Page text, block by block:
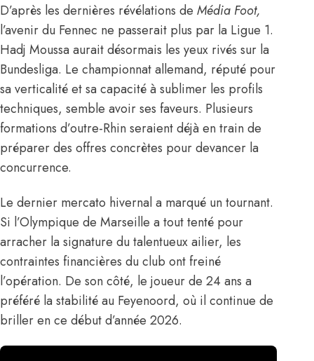
D’après les dernières révélations de Média Foot,
l’avenir du Fennec ne passerait plus par la Ligue 1.
Hadj Moussa aurait désormais les yeux rivés sur la
Bundesliga. Le championnat allemand, réputé pour
sa verticalité et sa capacité à sublimer les profils
techniques, semble avoir ses faveurs. Plusieurs
formations d’outre-Rhin seraient déjà en train de
préparer des offres concrètes pour devancer la
concurrence.
Le dernier mercato hivernal a marqué un tournant.
Si l’Olympique de Marseille a tout tenté pour
arracher la signature du talentueux ailier, les
contraintes financières du club ont freiné
l’opération. De son côté, le joueur de 24 ans a
préféré la stabilité au Feyenoord, où il continue de
briller en ce début d’année 2026.